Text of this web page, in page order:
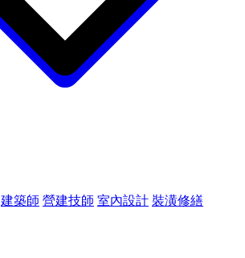
建築師 營建技師 室內設計 裝潢修繕